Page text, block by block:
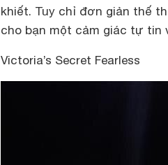
khiết. Tuy chỉ đơn giản thế
cho bạn một cảm giác tự tin
Victoria’s Secret Fearless